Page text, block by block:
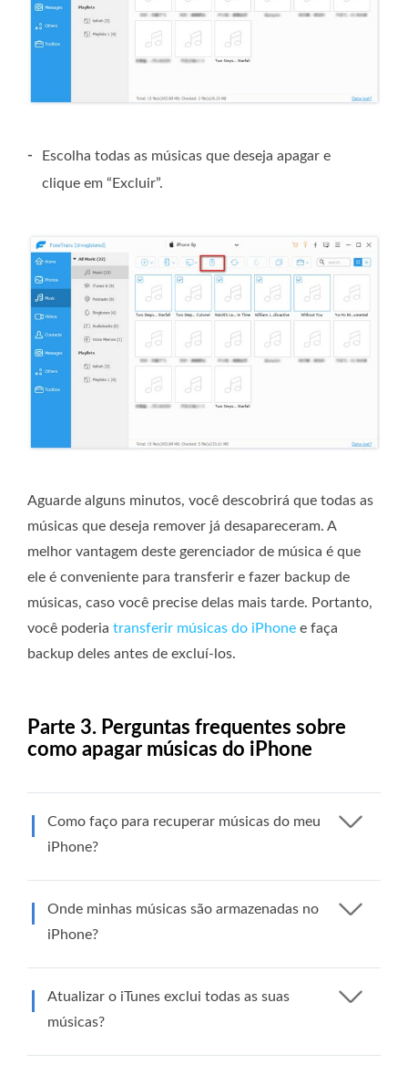
-
Escolha todas as músicas que deseja apagar e
clique em “Excluir”.
Aguarde alguns minutos, você descobrirá que todas as
músicas que deseja remover já desapareceram. A
melhor vantagem deste gerenciador de música é que
ele é conveniente para transferir e fazer backup de
músicas, caso você precise delas mais tarde. Portanto,
você poderia transferir músicas do iPhone e faça
backup deles antes de excluí-los.
Parte 3. Perguntas frequentes sobre
como apagar músicas do iPhone
Como faço para recuperar músicas do meu
iPhone?
Onde minhas músicas são armazenadas no
iPhone?
Atualizar o iTunes exclui todas as suas
músicas?